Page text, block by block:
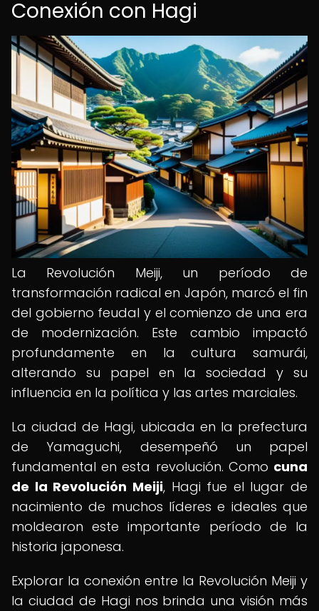
Conexión con Hagi
La Revolución Meiji, un período de
transformación radical en Japón, marcó el fin
del gobierno feudal y el comienzo de una era
de modernización. Este cambio impactó
profundamente en la cultura samurái,
alterando su papel en la sociedad y su
influencia en la política y las artes marciales.
La ciudad de Hagi, ubicada en la prefectura
de Yamaguchi, desempeñó un papel
fundamental en esta revolución. Como cuna
de la Revolución Meiji, Hagi fue el lugar de
nacimiento de muchos líderes e ideales que
moldearon este importante período de la
historia japonesa.
Explorar la conexión entre la Revolución Meiji y
la ciudad de Hagi nos brinda una visión más